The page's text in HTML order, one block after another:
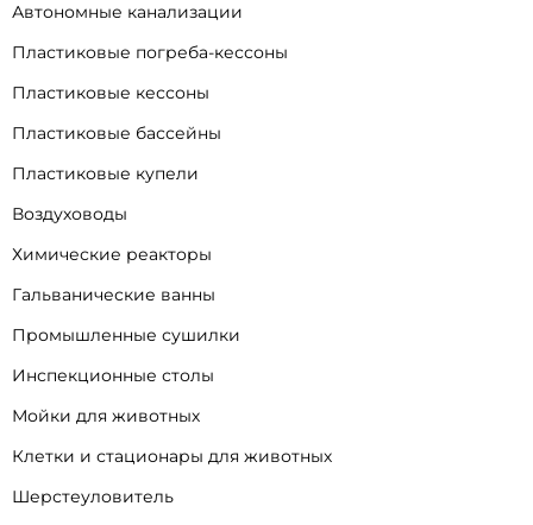
Автономные канализации
Пластиковые погреба-кессоны
Пластиковые кессоны
Пластиковые бассейны
Пластиковые купели
Воздуховоды
Химические реакторы
Гальванические ванны
Промышленные сушилки
Инспекционные столы
Мойки для животных
Клетки и стационары для животных
Шерстеуловитель